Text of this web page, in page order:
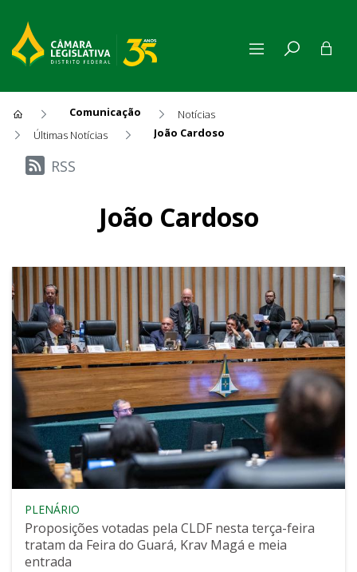
Comunicação
Notícias
Últimas Notícias
João Cardoso
Últimas Notícias
RSS
João Cardoso
PLENÁRIO
Proposições votadas pela CLDF nesta terça-feira
tratam da Feira do Guará, Krav Magá e meia
entrada